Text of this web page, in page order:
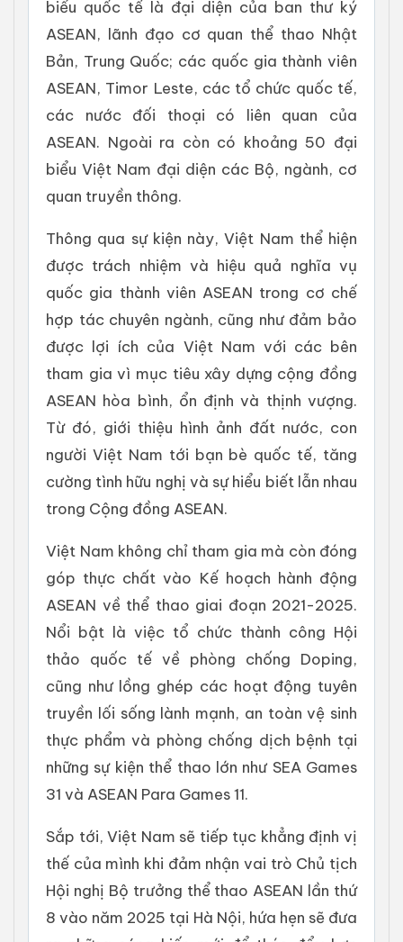
biểu quốc tế là đại diện của ban thư ký
ASEAN, lãnh đạo cơ quan thể thao Nhật
Bản, Trung Quốc; các quốc gia thành viên
ASEAN, Timor Leste, các tổ chức quốc tế,
các nước đối thoại có liên quan của
ASEAN. Ngoài ra còn có khoảng 50 đại
biểu Việt Nam đại diện các Bộ, ngành, cơ
quan truyền thông.
Thông qua sự kiện này, Việt Nam thể hiện
được trách nhiệm và hiệu quả nghĩa vụ
quốc gia thành viên ASEAN trong cơ chế
hợp tác chuyên ngành, cũng như đảm bảo
được lợi ích của Việt Nam với các bên
tham gia vì mục tiêu xây dựng cộng đồng
ASEAN hòa bình, ổn định và thịnh vượng.
Từ đó, giới thiệu hình ảnh đất nước, con
người Việt Nam tới bạn bè quốc tế, tăng
cường tình hữu nghị và sự hiểu biết lẫn nhau
trong Cộng đồng ASEAN.
Việt Nam không chỉ tham gia mà còn đóng
góp thực chất vào Kế hoạch hành động
ASEAN về thể thao giai đoạn 2021-2025.
Nổi bật là việc tổ chức thành công Hội
thảo quốc tế về phòng chống Doping,
cũng như lồng ghép các hoạt động tuyên
truyền lối sống lành mạnh, an toàn vệ sinh
thực phẩm và phòng chống dịch bệnh tại
những sự kiện thể thao lớn như SEA Games
31 và ASEAN Para Games 11.
Sắp tới, Việt Nam sẽ tiếp tục khẳng định vị
thế của mình khi đảm nhận vai trò Chủ tịch
Hội nghị Bộ trưởng thể thao ASEAN lần thứ
8 vào năm 2025 tại Hà Nội, hứa hẹn sẽ đưa